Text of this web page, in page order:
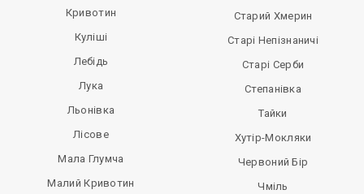
Кривотин
Куліші
Лебідь
Лука
Льонівка
Лісове
Мала Глумча
Малий Кривотин
Старий Хмерин
Старі Непізнаничі
Старі Серби
Степанівка
Тайки
Хутір-Мокляки
Червоний Бір
Чміль